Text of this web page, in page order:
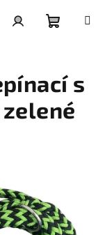
košík
s